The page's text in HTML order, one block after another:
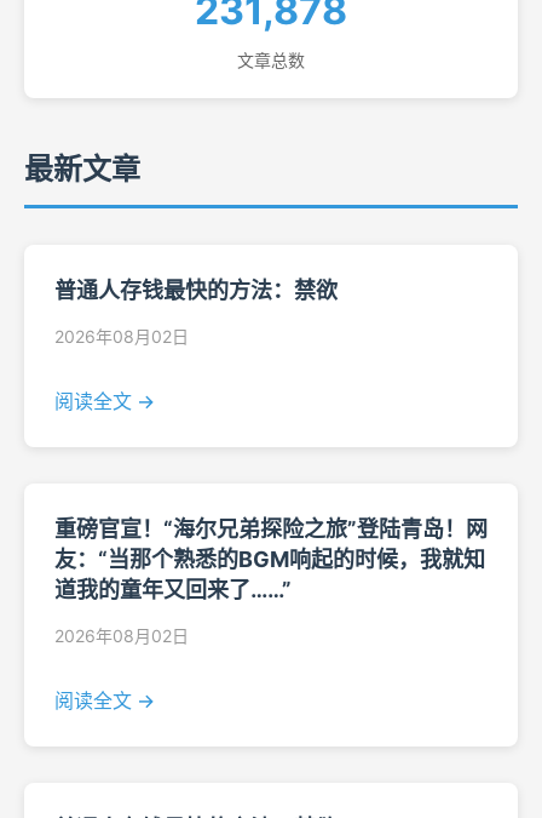
231,878
文章总数
最新文章
普通人存钱最快的方法：禁欲
2026年08月02日
阅读全文 →
重磅官宣！“海尔兄弟探险之旅”登陆青岛！网
友：“当那个熟悉的BGM响起的时候，我就知
道我的童年又回来了……”
2026年08月02日
阅读全文 →